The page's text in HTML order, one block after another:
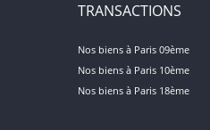
TRANSACTIONS
Nos biens à Paris 09ème
Nos biens à Paris 10ème
Nos biens à Paris 18ème